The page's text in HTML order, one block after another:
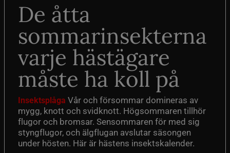
De åtta
sommarinsekterna
varje hästägare
måste ha koll på
Insektsplåga Vår och försommar domineras av
mygg, knott och svidknott. Högsommaren tillhör
flugor och bromsar. Sensommaren för med sig
styngflugor, och älgflugan avslutar säsongen
under hösten. Här är hästens insektskalender.